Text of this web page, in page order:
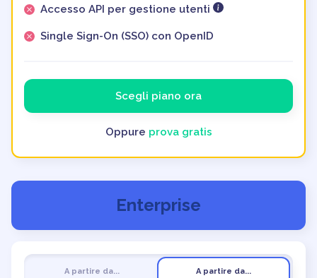
Accesso API per gestione utenti
Single Sign-On (SSO) con OpenID
Scegli piano ora
Oppure prova gratis
Enterprise
A partire da... A partire da...